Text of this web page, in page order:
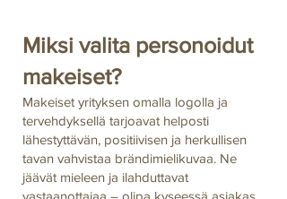
Miksi valita personoidut
makeiset?
Makeiset yrityksen omalla logolla ja
tervehdyksellä tarjoavat helposti
lähestyttävän, positiivisen ja herkullisen
tavan vahvistaa brändimielikuvaa. Ne
jäävät mieleen ja ilahduttavat
vastaanottajaa – olipa kyseessä asiakas,